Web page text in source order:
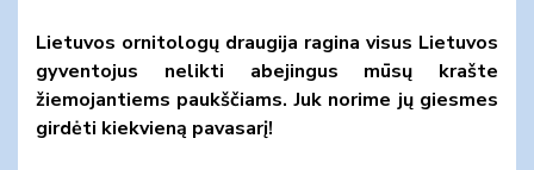
Lietuvos ornitologų draugija ragina visus Lietuvos
gyventojus nelikti abejingus mūsų krašte
žiemojantiems paukščiams. Juk norime jų giesmes
girdėti kiekvieną pavasarį!